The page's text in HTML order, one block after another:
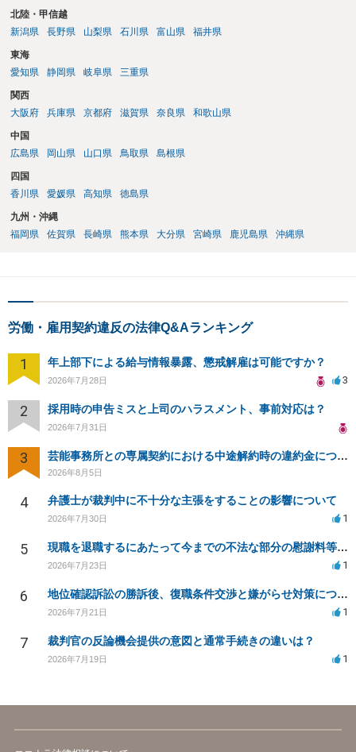
北陸・甲信越
新潟県
長野県 山梨県 石川県 富山県 福井県
東海
愛知県
静岡県 岐阜県 三重県
関西
大阪府
兵庫県 京都府 滋賀県 奈良県 和歌山県
中国
広島県
岡山県 山口県 鳥取県 島根県
四国
香川県
愛媛県 高知県 徳島県
九州・沖縄
福岡県
佐賀県 長崎県 熊本県 大分県 宮崎県 鹿児島県 沖縄県
労働・雇用契約違反の法律Q&Aランキング
1 年上部下による給与情報暴露、懲戒解雇は可能ですか？
2026年7月28日 3
2 採用時の申告ミスと上司のハラスメント、事前対応は？
2026年7月31日
3 芸能事務所との専属契約における中途解約時の違約金について相談したいです
2026年8月5日
4 弁護士が裁判中に不十分な主張をすることの影響について
2026年7月30日 1
5 現職を退職するにあたって今までの不法な部分の慰謝料等は請求できるのか。
2026年7月23日 1
6 地位確認訴訟の勝訴後、復職条件交渉と嫌がらせ対策について
2026年7月21日 1
7 裁判官の反論機会提供の意図と通常手続きの違いは？
2026年7月19日 1